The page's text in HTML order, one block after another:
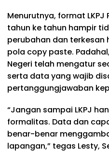
Menurutnya, format
tahun ke tahun hampir
perubahan dan terkesan
pola copy paste.
Negeri telah mengatur
serta data yang wajib
pertanggungjawaban
“Jangan sampai LKPJ
formalitas. Data dan
benar-benar
lapangan,” tegas Lesty,